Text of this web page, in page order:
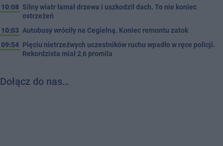
10:08 Silny wiatr łamał drzewa i uszkodził dach. To nie koniec
ostrzeżeń
10:03 Autobusy wróciły na Cegielną. Koniec remontu zatok
09:54 Pięciu nietrzeźwych uczestników ruchu wpadło w ręce policji.
Rekordzista miał 2,6 promila
Dołącz do nas…